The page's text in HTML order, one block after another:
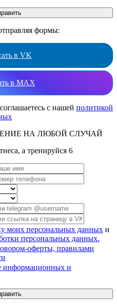
формы:
в VK
в MAX
с нашей политикой
НА ЛЮБОЙ СЛУЧАЙ
а тренируйся 6
моих персональных данных и
персональных данных.
оферты, правилами
информационных и